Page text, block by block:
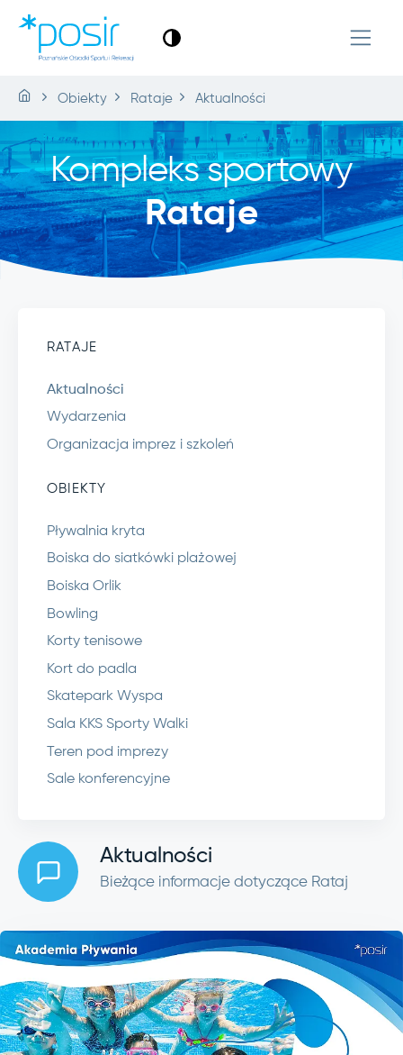
Obiekty Rataje Aktualności
Kompleks sportowy
Rataje
RATAJE
Aktualności
Wydarzenia
Organizacja imprez i szkoleń
OBIEKTY
Pływalnia kryta
Boiska do siatkówki plażowej
Boiska Orlik
Bowling
Korty tenisowe
Kort do padla
Skatepark Wyspa
Sala KKS Sporty Walki
Teren pod imprezy
Sale konferencyjne
Aktualności
Bieżące informacje dotyczące Rataj